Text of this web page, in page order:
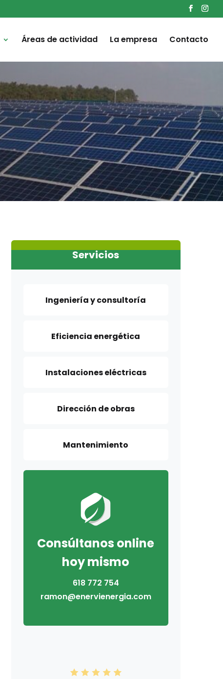
Áreas de actividad La empresa Contacto
Servicios
Ingeniería y consultoría
Eficiencia energética
Instalaciones eléctricas
Dirección de obras
Mantenimiento
Consúltanos online
hoy mismo
618 772 754
ramon@enervienergia.com